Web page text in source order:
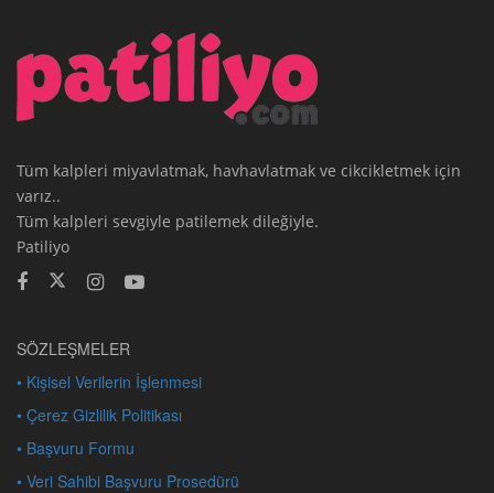
Tüm kalpleri miyavlatmak, havhavlatmak ve cikcikletmek için
varız..
Tüm kalpleri sevgiyle patilemek dileğiyle.
Patiliyo
SÖZLEŞMELER
• Kişisel Verilerin İşlenmesi
• Çerez Gizlilik Politikası
• Başvuru Formu
• Veri Sahibi Başvuru Prosedürü